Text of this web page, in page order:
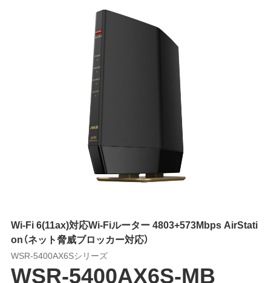
Wi-Fi 6(11ax)対応Wi-Fiルーター 4803+573Mbps AirStati
on（ネット脅威ブロッカー対応）
WSR-5400AX6Sシリーズ
WSR-5400AX6S-MB